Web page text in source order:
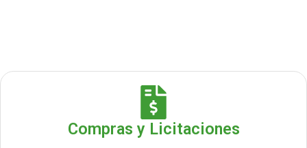
Compras y Licitaciones